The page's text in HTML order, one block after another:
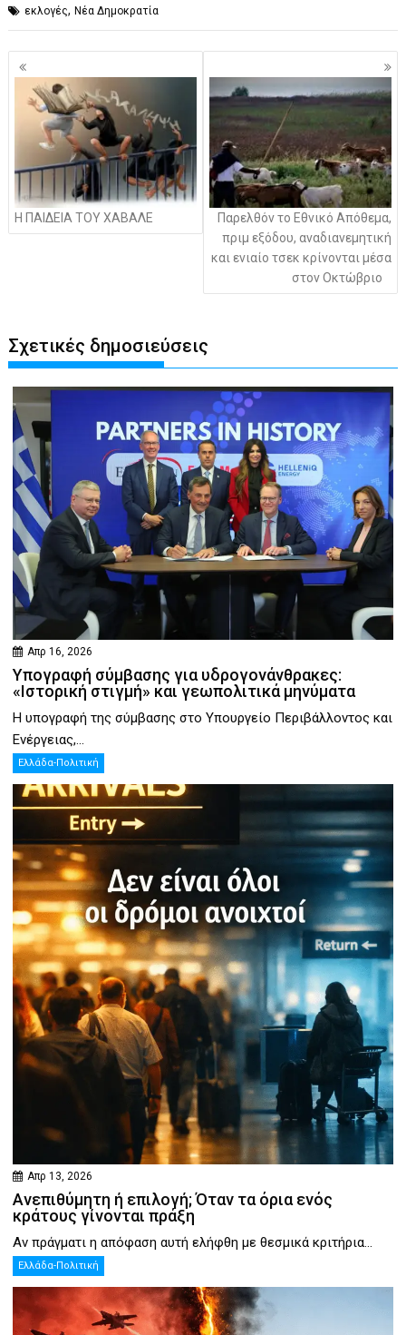
εκλογές,Νέα Δημοκρατία
Πλοήγηση
άρθρων
Η ΠΑΙΔΕΙΑ ΤΟΥ ΧΑΒΑΛΕ
Παρελθόν το Εθνικό Απόθεμα,
πριμ εξόδου, αναδιανεμητική
και ενιαίο τσεκ κρίνονται μέσα
στον Οκτώβριο
Σχετικές δημοσιεύσεις
Απρ 16, 2026
Υπογραφή σύμβασης για υδρογονάνθρακες:
«Ιστορική στιγμή» και γεωπολιτικά μηνύματα
Η υπογραφή της σύμβασης στο Υπουργείο Περιβάλλοντος και
Ενέργειας,...
Ελλάδα-Πολιτική
Απρ 13, 2026
Ανεπιθύμητη ή επιλογή; Όταν τα όρια ενός
κράτους γίνονται πράξη
Αν πράγματι η απόφαση αυτή ελήφθη με θεσμικά κριτήρια...
Ελλάδα-Πολιτική